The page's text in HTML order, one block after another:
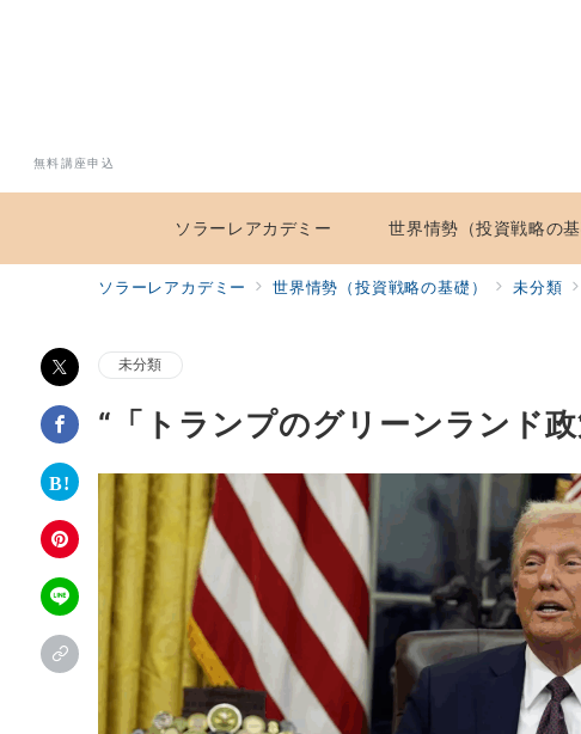
無料講座申込
ソラーレアカデミー 世界情勢（投資戦略の基
ソラーレアカデミー 世界情勢（投資戦略の基礎） 未分類
未分類
“「トランプのグリーンランド